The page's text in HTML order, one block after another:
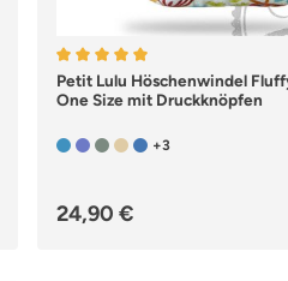
Durchschnittliche
Petit Lulu Höschenwindel
One Size mit Druckknöpfen
+3
Regulärer Preis:
24,90 €